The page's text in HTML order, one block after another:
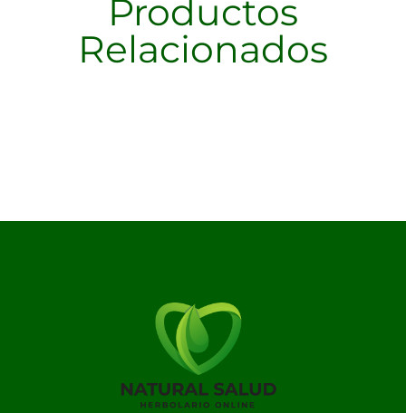
Productos
Relacionados